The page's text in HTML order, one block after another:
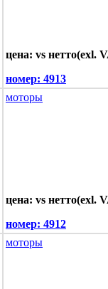
цена: vs нетто(exl.
номер: 4913
моторы
цена: vs нетто(exl.
номер: 4912
моторы